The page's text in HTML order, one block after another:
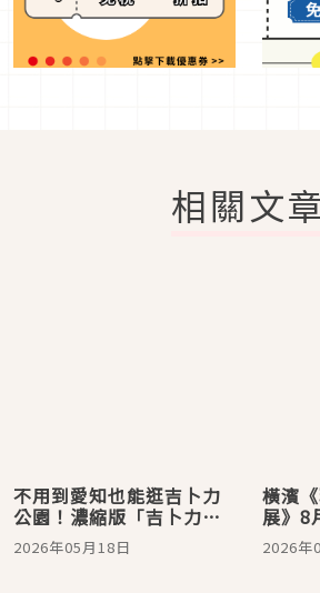
相關文章
不用到愛知也能逛吉卜力
公園！濃縮版「吉卜力公
園展」大阪開跑，不來不
知道的秘密大公開
2026年05月18日
橫濱
展》8
爾賽
2026年